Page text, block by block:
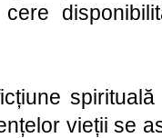
cere
vieții se